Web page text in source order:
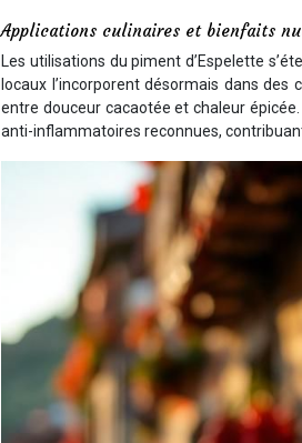
Applications culinaires et bienfaits
Les utilisations du piment d’Espelette
locaux l’incorporent désormais dans
entre douceur cacaotée et chaleur
anti-inflammatoires reconnues,